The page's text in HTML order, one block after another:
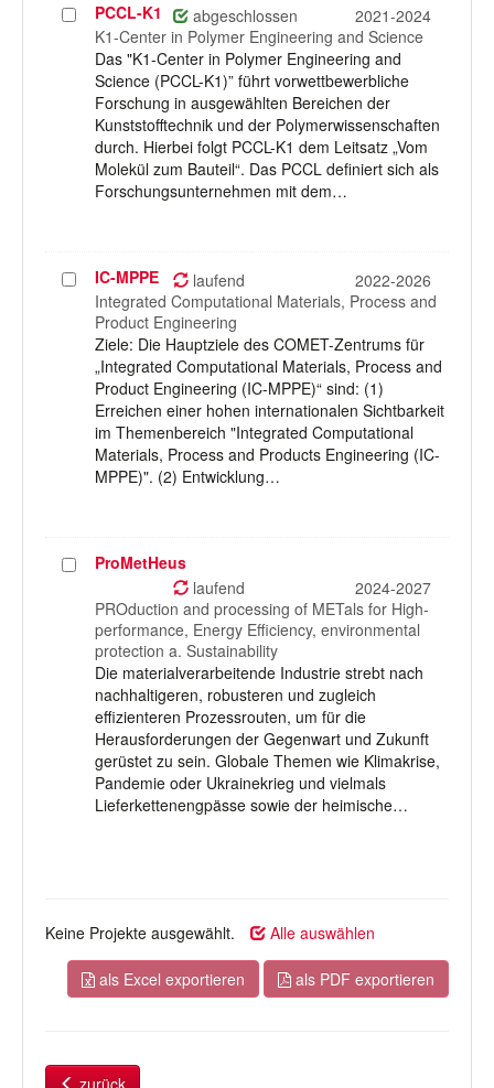
Projekt
auswählen
PCCL-K1 abgeschlossen
2021-2024
K1-Center in Polymer Engineering and Science
Das "K1-Center in Polymer Engineering and
Science (PCCL-K1)” führt vorwettbewerbliche
Forschung in ausgewählten Bereichen der
Kunststofftechnik und der Polymerwissenschaften
durch. Hierbei folgt PCCL-K1 dem Leitsatz „Vom
Molekül zum Bauteil“. Das PCCL definiert sich als
Forschungsunternehmen mit dem…
Projekt
auswählen
IC-MPPE laufend
2022-2026
Integrated Computational Materials, Process and
Product Engineering
Ziele: Die Hauptziele des COMET-Zentrums für
„Integrated Computational Materials, Process and
Product Engineering (IC-MPPE)“ sind: (1)
Erreichen einer hohen internationalen Sichtbarkeit
im Themenbereich "Integrated Computational
Materials, Process and Products Engineering (IC-
MPPE)". (2) Entwicklung…
ProjektProMetHeus
laufend
2024-2027
PROduction and processing of METals for High-
performance, Energy Efficiency, environmental
protection a. Sustainability
Die materialverarbeitende Industrie strebt nach
nachhaltigeren, robusteren und zugleich
effizienteren Prozessrouten, um für die
Herausforderungen der Gegenwart und Zukunft
gerüstet zu sein. Globale Themen wie Klimakrise,
Pandemie oder Ukrainekrieg und vielmals
Lieferkettenengpässe sowie der heimische…
Keine Projekte ausgewählt. Alle auswählen
als Excel exportieren als PDF exportieren
zurück